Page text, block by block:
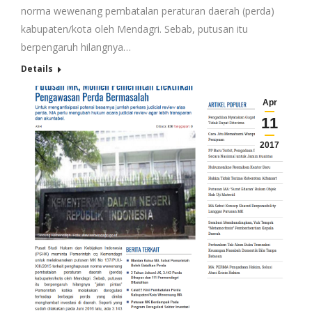
norma wewenang pembatalan peraturan daerah (perda)
kabupaten/kota oleh Mendagri. Sebab, putusan itu
berpengaruh hilangnya…
Details
Apr
11
2017